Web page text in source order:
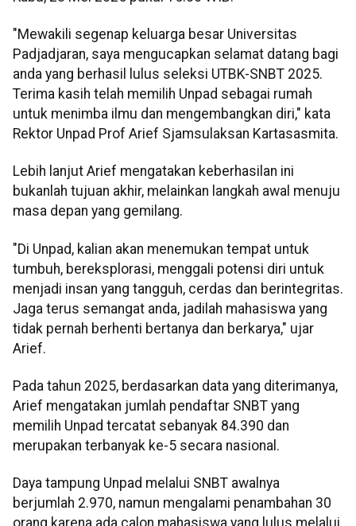
"Mewakili segenap keluarga besar Universitas
Padjadjaran, saya mengucapkan selamat datang bagi
anda yang berhasil lulus seleksi UTBK-SNBT 2025.
Terima kasih telah memilih Unpad sebagai rumah
untuk menimba ilmu dan mengembangkan diri," kata
Rektor Unpad Prof Arief Sjamsulaksan Kartasasmita.
Lebih lanjut Arief mengatakan keberhasilan ini
bukanlah tujuan akhir, melainkan langkah awal menuju
masa depan yang gemilang.
"Di Unpad, kalian akan menemukan tempat untuk
tumbuh, bereksplorasi, menggali potensi diri untuk
menjadi insan yang tangguh, cerdas dan berintegritas.
Jaga terus semangat anda, jadilah mahasiswa yang
tidak pernah berhenti bertanya dan berkarya," ujar
Arief.
Pada tahun 2025, berdasarkan data yang diterimanya,
Arief mengatakan jumlah pendaftar SNBT yang
memilih Unpad tercatat sebanyak 84.390 dan
merupakan terbanyak ke-5 secara nasional.
Daya tampung Unpad melalui SNBT awalnya
berjumlah 2.970, namun mengalami penambahan 30